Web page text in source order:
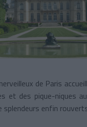
de Paris
et des pique-niques
splendeurs enfin